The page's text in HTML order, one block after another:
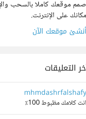
صمم موقعك كاملا بالسحب
مكانك على الإنترنت.
أنشئ موقعك الآن
التعليقات
mhmdashrfalshafy
انت كلامك مظبوط 100٪